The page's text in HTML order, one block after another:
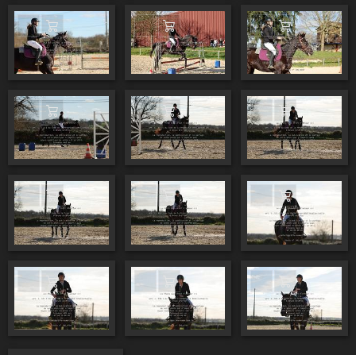
Ajouter au panier Ajouter au panier Ajouter au
Ajouter au panier Ajouter au panier Ajouter au
Ajouter au panier Ajouter au panier
Ajouter au panier Ajouter au panier Ajouter au